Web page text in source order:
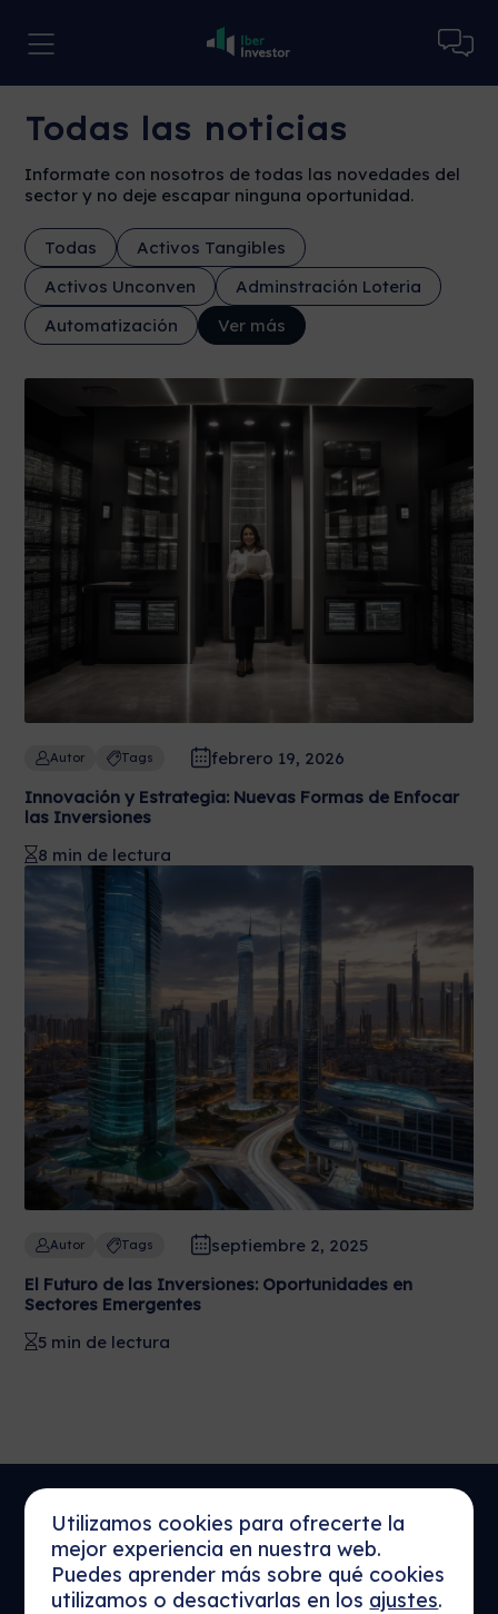
Todas las noticias
Informate con nosotros de todas las novedades del
sector y no deje escapar ninguna oportunidad.
Todas
Activos Tangibles
Activos Unconven
Adminstración Loteria
Automatización
Ver más
Autor Tags
febrero 19, 2026
Innovación y Estrategia: Nuevas Formas de Enfocar
las Inversiones
8 min de lectura
Autor Tags
septiembre 2, 2025
El Futuro de las Inversiones: Oportunidades en
Sectores Emergentes
5 min de lectura
Inversión Segura y
Rentable
Descubre oportunidades de inversión en el sector
inmobiliario y taxis en Madrid sin preocuparte de su
Utilizamos cookies para ofrecerte la
mejor experiencia en nuestra web.
Puedes aprender más sobre qué cookies
utilizamos o desactivarlas en los ajustes.